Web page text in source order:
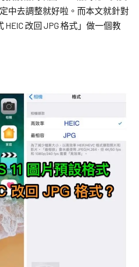
中去調整就好啦。而本文就針對
HEIC 改回 JPG 格式」做一個教